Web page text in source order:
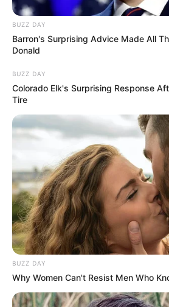
BUZZ DAY
Barron's Surprising Advice Made All
Donald
BUZZ DAY
Colorado Elk's Surprising Response
Tire
BUZZ DAY
Why Women Can't Resist Men Who